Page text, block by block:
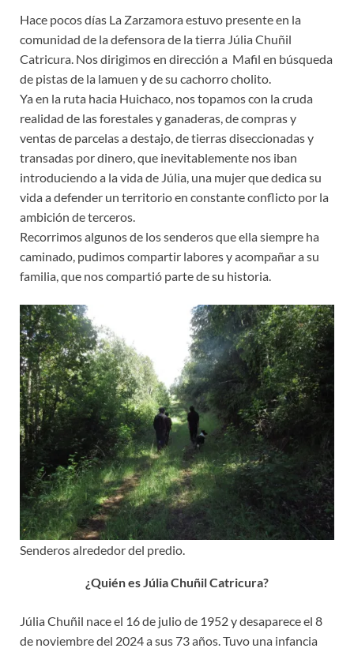
Hace pocos días La Zarzamora estuvo presente en la
comunidad de la defensora de la tierra Júlia Chuñil
Catricura. Nos dirigimos en dirección a Mafil en búsqueda
de pistas de la lamuen y de su cachorro cholito.
Ya en la ruta hacia Huichaco, nos topamos con la cruda
realidad de las forestales y ganaderas, de compras y
ventas de parcelas a destajo, de tierras diseccionadas y
transadas por dinero, que inevitablemente nos iban
introduciendo a la vida de Júlia, una mujer que dedica su
vida a defender un territorio en constante conflicto por la
ambición de terceros.
Recorrimos algunos de los senderos que ella siempre ha
caminado, pudimos compartir labores y acompañar a su
familia, que nos compartió parte de su historia.
Senderos alrededor del predio.
¿Quién es Júlia Chuñil Catricura?
Júlia Chuñil nace el 16 de julio de 1952 y desaparece el 8
de noviembre del 2024 a sus 73 años. Tuvo una infancia